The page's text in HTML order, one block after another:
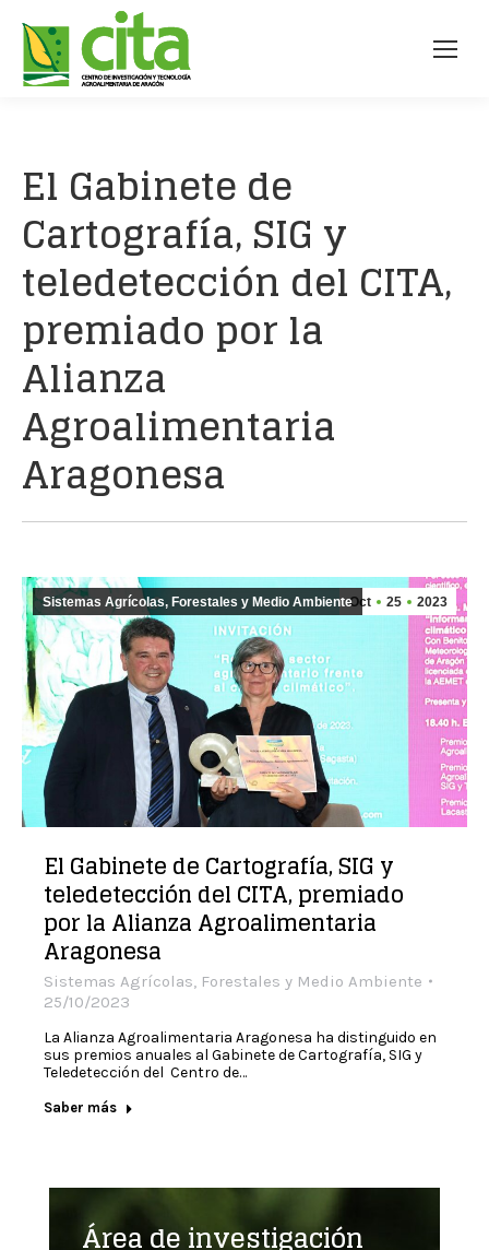
El Gabinete de
Cartografía, SIG y
teledetección del CITA,
premiado por la
Alianza
Agroalimentaria
Aragonesa
Oct 25 2023
Sistemas Agrícolas, Forestales y Medio Ambiente
El Gabinete de Cartografía, SIG y
teledetección del CITA, premiado
por la Alianza Agroalimentaria
Aragonesa
Sistemas Agrícolas, Forestales y Medio Ambiente
25/10/2023
La Alianza Agroalimentaria Aragonesa ha distinguido en
sus premios anuales al Gabinete de Cartografía, SIG y
Teledetección del Centro de…
Saber más
Área de investigación